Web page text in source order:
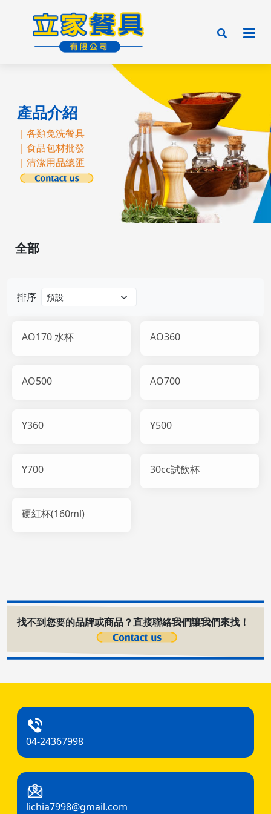
產品介紹
｜各類免洗餐具
｜食品包材批發
｜清潔用品總匯
排序
AO170 水杯 AO360
AO500 AO700
Y360 Y500
Y700 30cc試飲杯
硬紅杯(160ml)
全部
找不到您要的品牌或商品？直接聯絡我們讓我們來找！
04-24367998
lichia7998@gmail.com